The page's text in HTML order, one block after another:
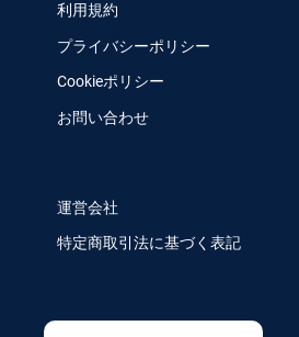
利用規約
プライバシーポリシー
Cookieポリシー
お問い合わせ
運営会社
特定商取引法に基づく表記